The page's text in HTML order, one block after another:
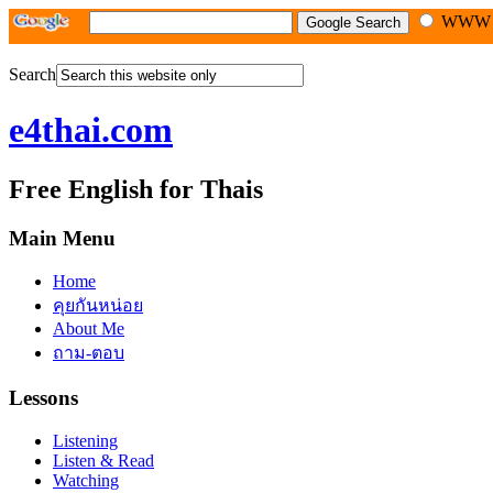
WWW
Search
e4thai.com
Free English for Thais
Main Menu
Home
คุยกันหน่อย
About Me
ถาม-ตอบ
Lessons
Listening
Listen & Read
Watching